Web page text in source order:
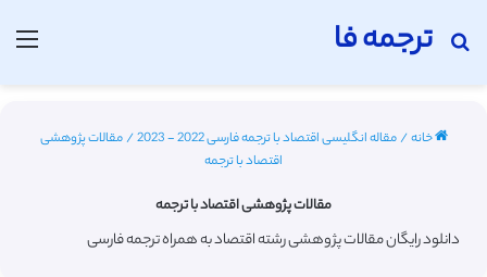
ترجمه فا
جستجو برای
خانه/مقاله انگلیسی اقتصاد با ترجمه فارسی 2022 - 2023 /مقالات پژوهشی
اقتصاد با ترجمه
مقالات پژوهشی اقتصاد با ترجمه
دانلود رایگان مقالات پژوهشی رشته اقتصاد به همراه ترجمه فارسی